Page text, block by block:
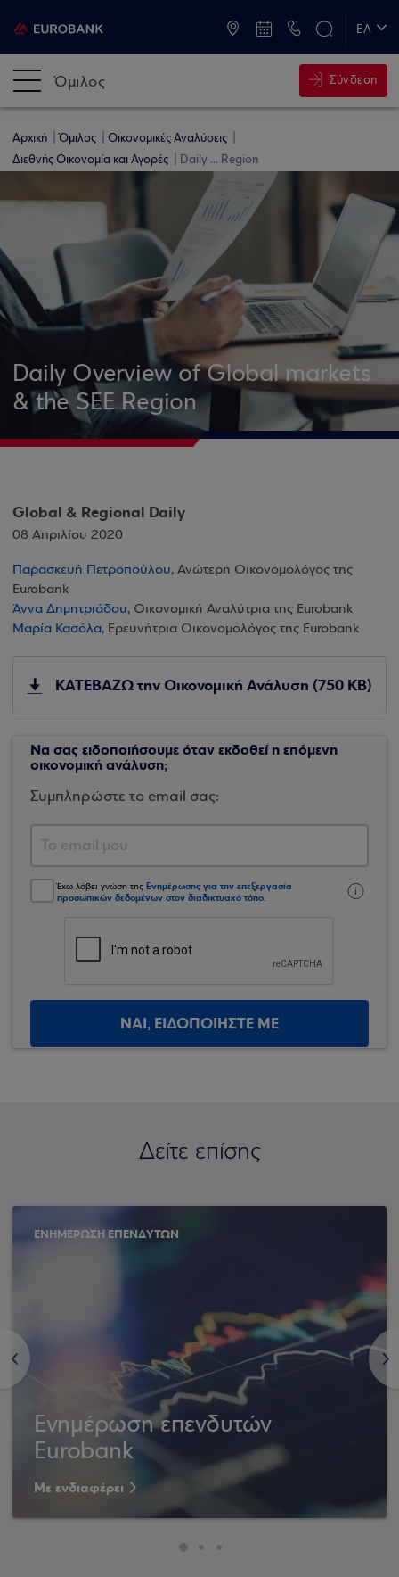
ΕΛ
Όμιλος Σύνδεση
Αρχική Όμιλος
Οικονομικές Αναλύσεις
Διεθνής Οικονομία και Αγορές
Daily ... Region
Daily Overview of Global markets
& the SEE Region
Global & Regional Daily
08 Απριλίου 2020
Παρασκευή Πετροπούλου, Ανώτερη Οικονομολόγος της
Eurobank
Άννα Δημητριάδου, Οικονομική Αναλύτρια της Eurobank
Μαρία Κασόλα, Ερευνήτρια Οικονομολόγος της Eurobank
ΚΑΤΕΒΑΖΩ την Οικονομική Ανάλυση (750 KB)
Να σας ειδοποιήσουμε όταν εκδοθεί η επόμενη
οικονομική ανάλυση;
Συμπληρώστε το email σας:
Έχω λάβει γνώση της Ενημέρωσης για την επεξεργασία
προσωπικών δεδομένων στον διαδικτυακό τόπο.
ΝΑΙ, ΕΙΔΟΠΟΙΗΣΤΕ ΜΕ
Δείτε επίσης
<
ΕΝΗΜΕΡΩΣΗ ΕΠΕΝΔΥΤΩΝ
Ενημέρωση επενδυτών
Eurobank
Με ενδιαφέρει
>